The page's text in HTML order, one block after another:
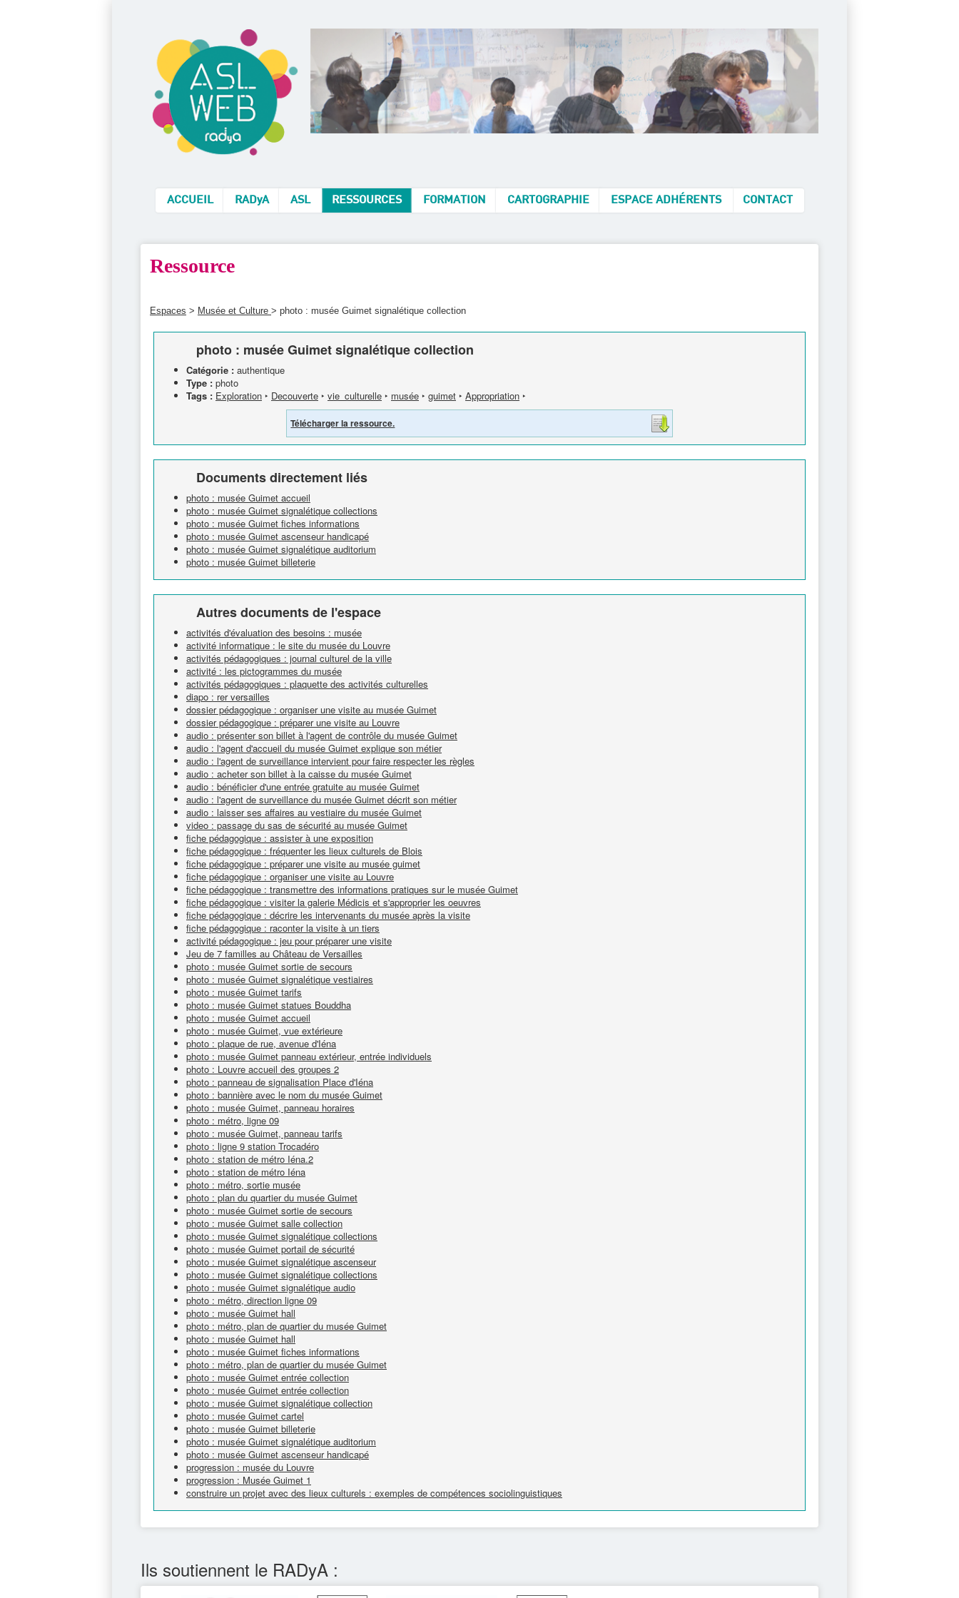
ACCUEIL RADyA ASL RESSOURCES FORMATION CARTOGRAPHIE ESPACE ADHÉRENTS CONTACT
Ressource
Espaces > Musée et Culture > photo : musée Guimet signalétique collection
photo : musée Guimet signalétique collection
Catégorie : authentique
Type : photo
Tags : Exploration ‣ Decouverte ‣ vie_culturelle ‣ musée ‣ guimet ‣ Appropriation ‣
Télécharger la ressource.
Documents directement liés
photo : musée Guimet accueil
photo : musée Guimet signalétique collections
photo : musée Guimet fiches informations
photo : musée Guimet ascenseur handicapé
photo : musée Guimet signalétique auditorium
photo : musée Guimet billeterie
Autres documents de l'espace
activités d'évaluation des besoins : musée
activité informatique : le site du musée du Louvre
activités pédagogiques : journal culturel de la ville
activité : les pictogrammes du musée
activités pédagogiques : plaquette des activités culturelles
diapo : rer versailles
dossier pédagogique : organiser une visite au musée Guimet
dossier pédagogique : préparer une visite au Louvre
audio : présenter son billet à l'agent de contrôle du musée Guimet
audio : l'agent d'accueil du musée Guimet explique son métier
audio : l'agent de surveillance intervient pour faire respecter les règles
audio : acheter son billet à la caisse du musée Guimet
audio : bénéficier d'une entrée gratuite au musée Guimet
audio : l'agent de surveillance du musée Guimet décrit son métier
audio : laisser ses affaires au vestiaire du musée Guimet
video : passage du sas de sécurité au musée Guimet
fiche pédagogique : assister à une exposition
fiche pédagogique : fréquenter les lieux culturels de Blois
fiche pédagogique : préparer une visite au musée guimet
fiche pédagogique : organiser une visite au Louvre
fiche pédagogique : transmettre des informations pratiques sur le musée Guimet
fiche pédagogique : visiter la galerie Médicis et s'approprier les oeuvres
fiche pédagogique : décrire les intervenants du musée après la visite
fiche pédagogique : raconter la visite à un tiers
activité pédagogique : jeu pour préparer une visite
Jeu de 7 familles au Château de Versailles
photo : musée Guimet sortie de secours
photo : musée Guimet signalétique vestiaires
photo : musée Guimet tarifs
photo : musée Guimet statues Bouddha
photo : musée Guimet accueil
photo : musée Guimet, vue extérieure
photo : plaque de rue, avenue d'Iéna
photo : musée Guimet panneau extérieur, entrée individuels
photo : Louvre accueil des groupes 2
photo : panneau de signalisation Place d'Iéna
photo : bannière avec le nom du musée Guimet
photo : musée Guimet, panneau horaires
photo : métro, ligne 09
photo : musée Guimet, panneau tarifs
photo : ligne 9 station Trocadéro
photo : station de métro Iéna.2
photo : station de métro Iéna
photo : métro, sortie musée
photo : plan du quartier du musée Guimet
photo : musée Guimet sortie de secours
photo : musée Guimet salle collection
photo : musée Guimet signalétique collections
photo : musée Guimet portail de sécurité
photo : musée Guimet signalétique ascenseur
photo : musée Guimet signalétique collections
photo : musée Guimet signalétique audio
photo : métro, direction ligne 09
photo : musée Guimet hall
photo : métro, plan de quartier du musée Guimet
photo : musée Guimet hall
photo : musée Guimet fiches informations
photo : métro, plan de quartier du musée Guimet
photo : musée Guimet entrée collection
photo : musée Guimet entrée collection
photo : musée Guimet signalétique collection
photo : musée Guimet cartel
photo : musée Guimet billeterie
photo : musée Guimet signalétique auditorium
photo : musée Guimet ascenseur handicapé
progression : musée du Louvre
progression : Musée Guimet 1
construire un projet avec des lieux culturels : exemples de compétences sociolinguistiques
Ils soutiennent le RADyA :